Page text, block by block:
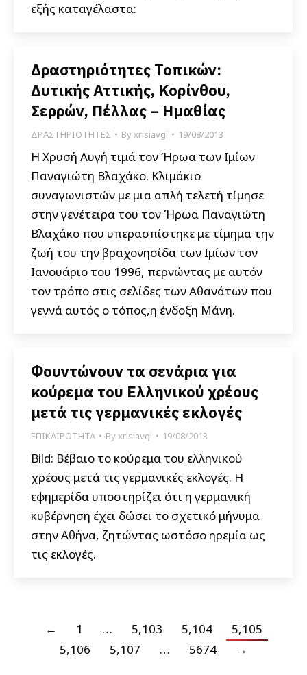
εξής καταγέλαστα:
Δραστηριότητες Τοπικών:
Δυτικής Αττικής, Κορίνθου,
Σερρών, Πέλλας – Ημαθίας
ΔΡΑΣΤΗΡΙΟΤΗΤΕΣ Byxrisiavgi 19/08/2013
Η Χρυσή Αυγή τιμά τον Ήρωα των Ιμίων
Παναγιώτη Βλαχάκο. Κλιμάκιο
συναγωνιστών με μια απλή τελετή τίμησε
στην γενέτειρα του τον Ήρωα Παναγιώτη
Βλαχάκο που υπερασπίστηκε με τίμημα την
ζωή του την βραχονησίδα των Ιμίων τον
Ιανουάριο του 1996, περνώντας με αυτόν
τον τρόπο στις σελίδες των Αθανάτων που
γεννά αυτός ο τόπος,η ένδοξη Μάνη.
Φουντώνουν τα σενάρια για
κούρεμα του Ελληνικού χρέους
μετά τις γερμανικές εκλογές
ΕΠΙΚΑΙΡΟΤΗΤΑ Byxrisiavgi 19/08/2013
Bild: Βέβαιο το κούρεμα του ελληνικού
χρέους μετά τις γερμανικές εκλογές. Η
εφημερίδα υποστηρίζει ότι η γερμανική
κυβέρνηση έχει δώσει το σχετικό μήνυμα
στην Αθήνα, ζητώντας ωστόσο ηρεμία ως
τις εκλογές.
← 1 … 5,103 5,104
5,105
5,106
5,107 … 5674 →